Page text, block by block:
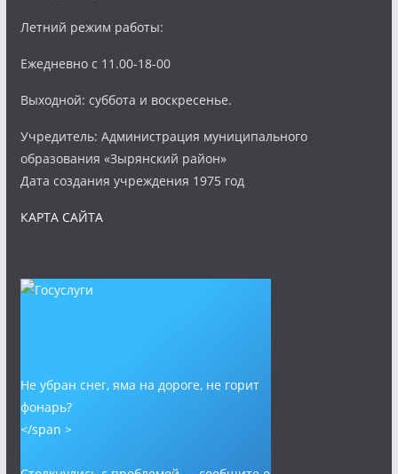
Летний режим работы:
Ежедневно с 11.00-18-00
Выходной: суббота и воскресенье.
Учредитель: Администрация муниципального
образования «Зырянский район»
Дата создания учреждения 1975 год
КАРТА САЙТА
Не убран снег, яма на дороге, не горит
фонарь?
</span >